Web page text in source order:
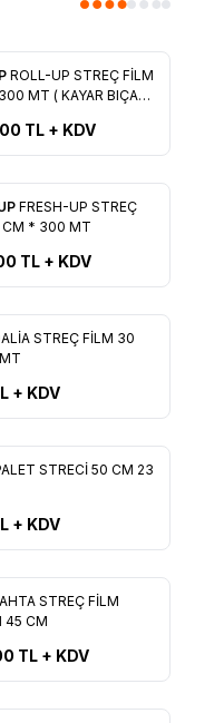
Ekle
ROLL-UP STREÇ FİLM
MT ( KAYAR BIÇAK
TL + KDV
Ekle
FRESH-UP STREÇ
CM * 300 MT
TL + KDV
Ekle
STREÇ FİLM 30
+ KDV
Ekle
STRECİ 50 CM 23
+ KDV
Ekle
STREÇ FİLM
45 CM
TL + KDV